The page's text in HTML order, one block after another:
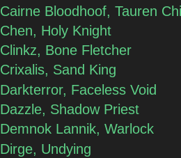
Cairne Bloodhoof, Tauren
Chen, Holy Knight
Clinkz, Bone Fletcher
Crixalis, Sand King
Darkterror, Faceless Void
Dazzle, Shadow Priest
Demnok Lannik, Warlock
Dirge, Undying